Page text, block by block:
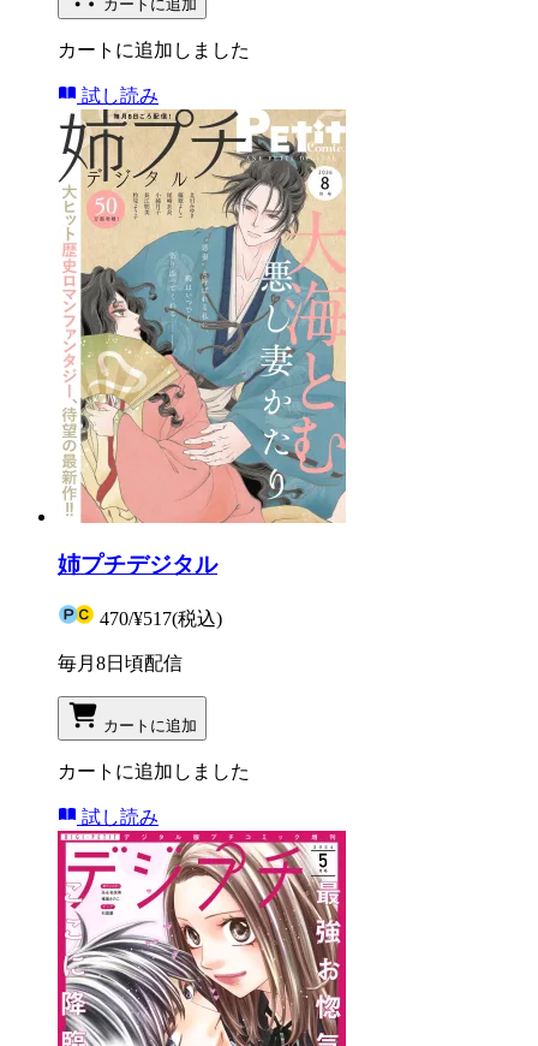
カートに追加
カートに追加しました
試し読み
姉プチデジタル
470/¥517(税込)
毎月8日頃配信
カートに追加
カートに追加しました
試し読み